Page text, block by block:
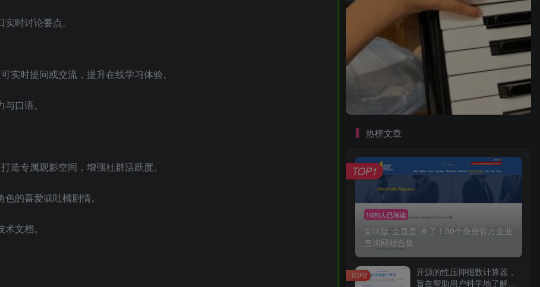
时讨论要点。
实时提问或交流，提升在线学习体验。
口语。
造专属观影空间，增强社群活跃度。
的喜爱或吐槽剧情。
文档。
热榜文章
1020人已阅读
全球版“企查查”来了！30个免费官方企业
查询网站合集
TOP1
开源的性压抑指数计算器，
旨在帮助用户科学地了解自
TOP2